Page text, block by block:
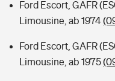
Ford Escort, GAFR
Limousine, ab 1974
Ford Escort, GAFR
Limousine, ab 1975